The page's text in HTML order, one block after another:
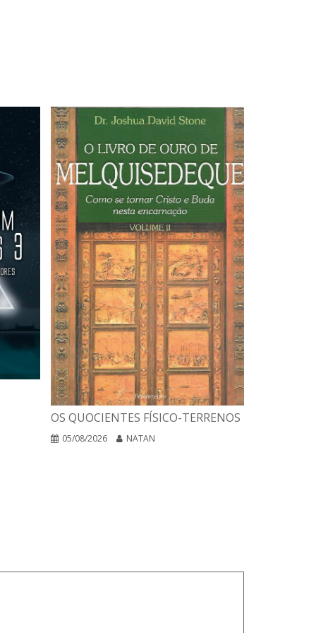
OS QUOCIENTES FÍSICO-TERRENOS
05/08/2026 NATAN